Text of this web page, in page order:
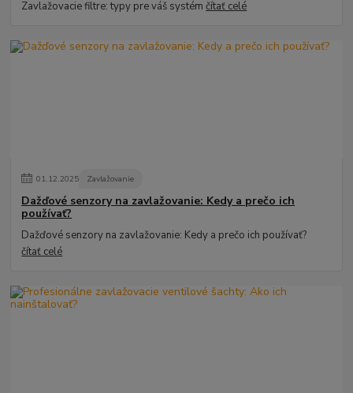
Zavlažovacie filtre: typy pre váš systémčítať celé
01.12.2025 Zavlažovanie
Dažďové senzory na zavlažovanie: Kedy a prečo ich
používať?
Dažďové senzory na zavlažovanie: Kedy a prečo ich používať?
čítať celé